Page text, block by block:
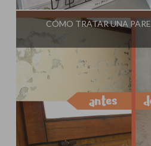
CÓMO TRATAR UNA